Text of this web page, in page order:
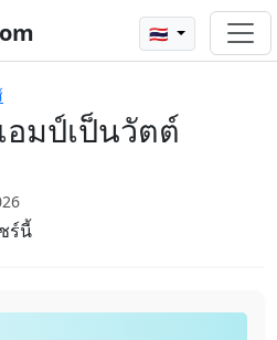
🇹🇭
มป์เป็นวัตต์
ร์นี้